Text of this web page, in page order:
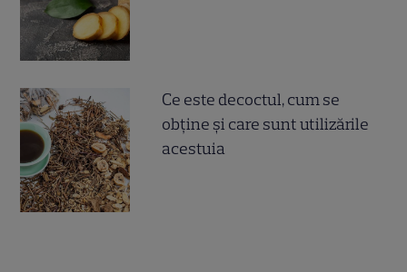
Ce este decoctul, cum se
obţine şi care sunt utilizările
acestuia